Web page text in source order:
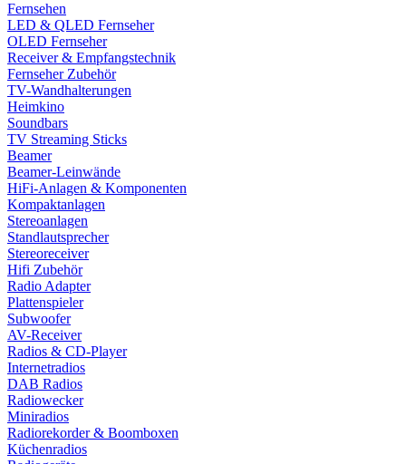
Fernsehen
LED & QLED Fernseher
OLED Fernseher
Receiver & Empfangstechnik
Fernseher Zubehör
TV-Wandhalterungen
Heimkino
Soundbars
TV Streaming Sticks
Beamer
Beamer-Leinwände
HiFi-Anlagen & Komponenten
Kompaktanlagen
Stereoanlagen
Standlautsprecher
Stereoreceiver
Hifi Zubehör
Radio Adapter
Plattenspieler
Subwoofer
AV-Receiver
Radios & CD-Player
Internetradios
DAB Radios
Radiowecker
Miniradios
Radiorekorder & Boomboxen
Küchenradios